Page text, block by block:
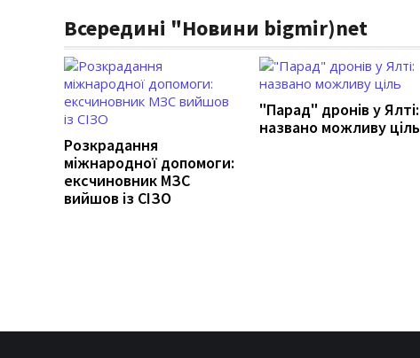
Всередині "Новини bigmir)net
Розкрадання
міжнародної допомоги:
ексчиновник МЗС
вийшов із СІЗО
"Парад" дронів у Ялті:
названо можливу ціль